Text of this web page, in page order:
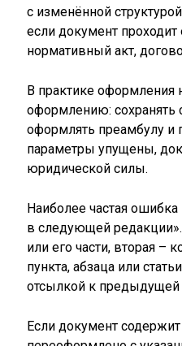
с изменённой
если документ
нормативный акт,
В практике оформления
оформлению: сохранять
оформлять преамбулу и
параметры упущены,
юридической силы.
Наиболее частая
в следующей редакции».
или его части, вторая –
пункта, абзаца или
отсылкой к предыдущей
Если документ